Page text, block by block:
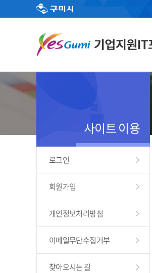
사이트 이용
로그인
회원가입
개인정보처리방침
이메일무단수집거부
찾아오시는 길